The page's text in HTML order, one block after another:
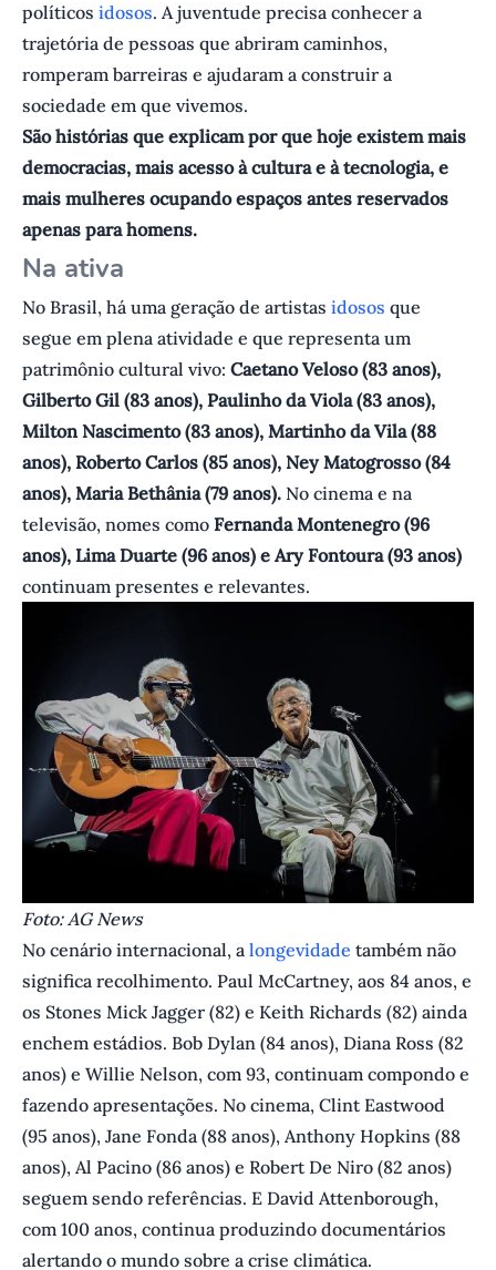
políticos idosos. A juventude precisa conhecer a
trajetória de pessoas que abriram caminhos,
romperam barreiras e ajudaram a construir a
sociedade em que vivemos.
São histórias que explicam por que hoje existem mais
democracias, mais acesso à cultura e à tecnologia, e
mais mulheres ocupando espaços antes reservados
apenas para homens.
Na ativa
No Brasil, há uma geração de artistas idosos que
segue em plena atividade e que representa um
patrimônio cultural vivo: Caetano Veloso (83 anos),
Gilberto Gil (83 anos), Paulinho da Viola (83 anos),
Milton Nascimento (83 anos), Martinho da Vila (88
anos), Roberto Carlos (85 anos), Ney Matogrosso (84
anos), Maria Bethânia (79 anos). No cinema e na
televisão, nomes como Fernanda Montenegro (96
anos), Lima Duarte (96 anos) e Ary Fontoura (93 anos)
continuam presentes e relevantes.
F oto: AG News
No cenário internacional, a longevidade também não
significa recolhimento. Paul McCartney, aos 84 anos, e
os Stones Mick Jagger (82) e Keith Richards (82) ainda
enchem estádios. Bob Dylan (84 anos), Diana Ross (82
anos) e Willie Nelson, com 93, continuam compondo e
fazendo apresentações. No cinema, Clint Eastwood
(95 anos), Jane Fonda (88 anos), Anthony Hopkins (88
anos), Al Pacino (86 anos) e Robert De Niro (82 anos)
seguem sendo referências. E David Attenborough,
com 100 anos, continua produzindo documentários
alertando o mundo sobre a crise climática.